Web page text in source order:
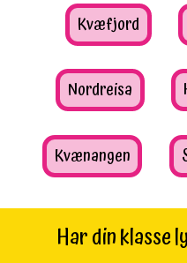
Kvæfjord
Nordreisa
Kvænangen
Har din klasse